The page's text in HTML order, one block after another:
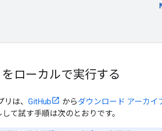
ローカルで実行する
は、 GitHub からダウンロード アーカイ
て試す手順は次のとおりです。